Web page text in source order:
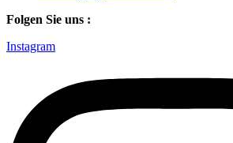
Folgen Sie uns :
Instagram